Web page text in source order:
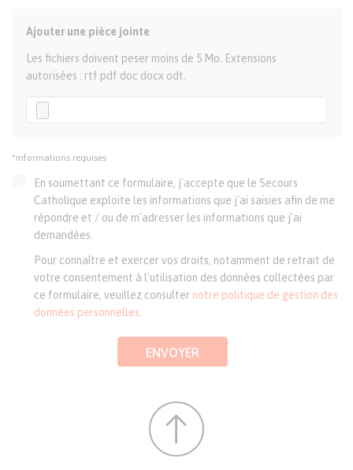
Ajouter une pièce jointe
Les fichiers doivent peser moins de 5 Mo. Extensions
autorisées : rtf pdf doc docx odt.
*informations requises
En soumettant ce formulaire, j'accepte que le Secours
Catholique exploite les informations que j'ai saisies afin de me
répondre et / ou de m'adresser les informations que j'ai
demandées.
Pour connaître et exercer vos droits, notamment de retrait de
votre consentement à l'utilisation des données collectées par
ce formulaire, veuillez consulter notre politique de gestion des
données personnelles
ENVOYER